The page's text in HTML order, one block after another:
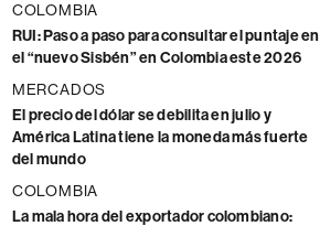
COLOMBIA
RUI: Paso a paso para consultar el puntaje en
el “nuevo Sisbén” en Colombia este 2026
MERCADOS
El precio del dólar se debilita en julio y
América Latina tiene la moneda más fuerte
del mundo
COLOMBIA
La mala hora del exportador colombiano: